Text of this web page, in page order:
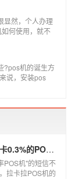
显然，个人办理
何使用，就不
pos机肯定就是
下，我们的个人
己刷自己信用卡
只要我们按时
么我们的行为犯
?pos机的诞生方
说，安装pos
收到短信内容：免费更换刷卡0.3%的POS机，可以相信吗？
POS机"的短信不
拉卡拉POS机的